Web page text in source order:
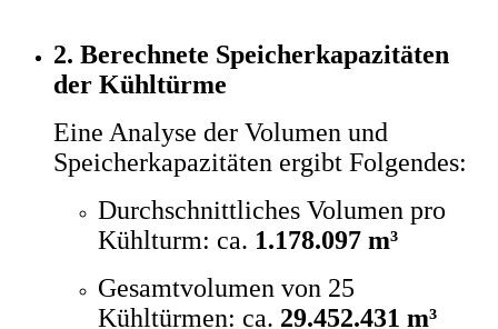
2. Berechnete Speicherkapazitäten
der Kühltürme
Eine Analyse der Volumen und
Speicherkapazitäten ergibt Folgendes:
Durchschnittliches Volumen pro
Kühlturm: ca. 1.178.097 m³
Gesamtvolumen von 25
Kühltürmen: ca. 29.452.431 m³